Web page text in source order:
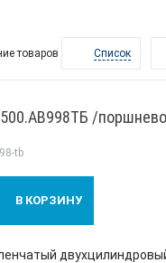
товаров Список
/
tb
В КОРЗИНУ